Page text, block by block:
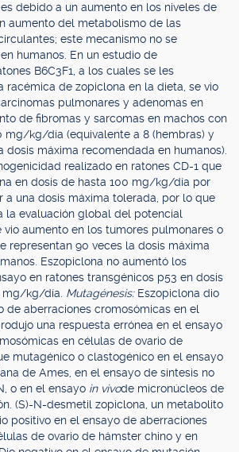
debido a un aumento en los niveles de
aumento del metabolismo de las
este mecanismo no se
humanos. En un estudio de
B6C3F1, a los cuales se les
racémica de zopiclona en la dieta, se vio
pulmonares y adenomas en
de fibromas y sarcomas en machos con
mg/kg/día (equivalente a 8 (hembras) y
dosis máxima recomendada en humanos).
realizado en ratones CD-1 que
en dosis de hasta 100 mg/kg/día por
a una dosis máxima tolerada, por lo que
la evaluación global del potencial
vio aumento en los tumores pulmonares o
representan 90 veces la dosis máxima
Eszopiclona no aumentó los
en ratones transgénicos p53 en dosis
mg/kg/día. Mutagénesis: Eszopiclona dio
de aberraciones cromosómicas en el
una respuesta errónea en el ensayo
en células de ovario de
mutagénico o clastogénico en el ensayo
de Ames, en el ensayo de síntesis no
o en el ensayo in vivode micronúcleos de
(S)-N-desmetil zopiclona, un metabolito
positivo en el ensayo de aberraciones
de ovario de hámster chino y en